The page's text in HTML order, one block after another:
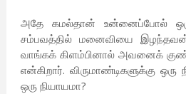
அதே கமல்தான் உன்னைப்போல்
சம்பவத்தில் மனைவியை
வாங்கக் கிளம்பினால் அவனைக்
என்கிறார். விருமாண்டிகளுக்கு
ஒரு நியாயமா?